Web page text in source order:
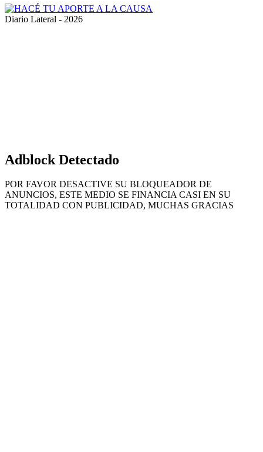
Diario Lateral - 2026
Adblock Detectado
POR FAVOR DESACTIVE SU BLOQUEADOR DE
ANUNCIOS, ESTE MEDIO SE FINANCIA CASI EN SU
TOTALIDAD CON PUBLICIDAD, MUCHAS GRACIAS